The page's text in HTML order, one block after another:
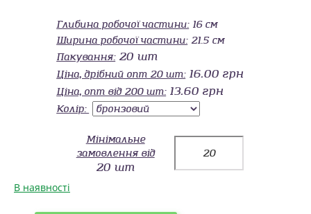
Глибина робочої частини: 16 см
Ширина робочої частини: 21.5 см
Пакування: 20 шт
Ціна, дрібний опт 20 шт: 16.00 грн
Ціна, опт від 200 шт: 13.60 грн
Колір:
Мінімальне
замовлення від
20 шт
В наявності